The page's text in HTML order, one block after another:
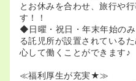
とお休みを合わせ、旅行や
す！！
◆日曜・祝日・年末年始の
る託児所が設置されている
心して働くことができます♪
≪福利厚生が充実★≫